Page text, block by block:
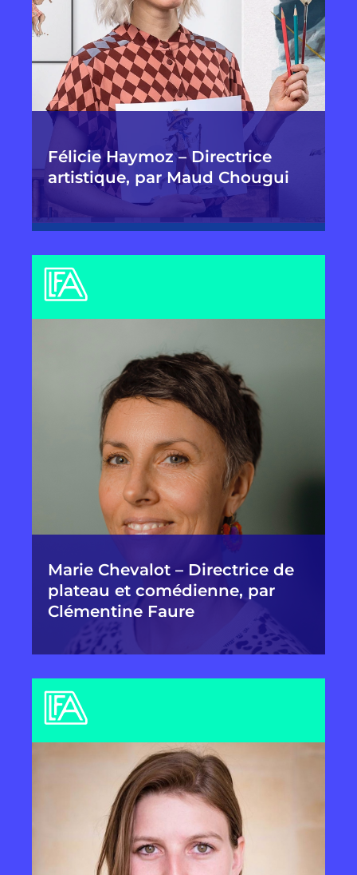
Félicie Haymoz – Directrice
artistique, par Maud Chougui
Marie Chevalot – Directrice de
plateau et comédienne, par
Clémentine Faure